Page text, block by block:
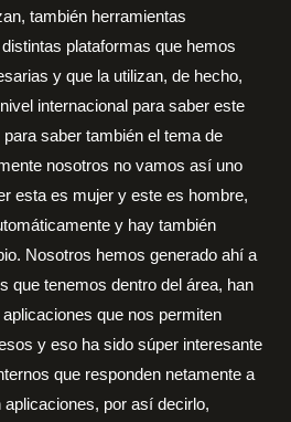
también herramientas
plataformas que hemos
y que la utilizan, de hecho,
internacional para saber este
saber también el tema de
nosotros no vamos así uno
esta es mujer y este es hombre,
y hay también
Nosotros hemos generado ahí a
que tenemos dentro del área, han
que nos permiten
y eso ha sido súper interesante
que responden netamente a
por así decirlo,